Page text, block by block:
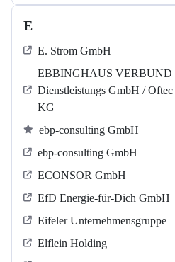
E
E. Strom GmbH
EBBINGHAUS VERBUND
Dienstleistungs GmbH /
KG
ebp-consulting GmbH
ebp-consulting GmbH
ECONSOR GmbH
EfD Energie-für-Dich GmbH
Eifeler Unternehmensgruppe
Elflein Holding